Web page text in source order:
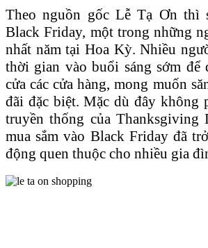
Theo nguồn gốc Lễ Tạ Ơn thì
Black Friday, một trong những
nhất năm tại Hoa Kỳ. Nhiều
thời gian vào buổi sáng sớm để
cửa các cửa hàng, mong muốn
đãi đặc biệt. Mặc dù đây không
truyền thống của Thanksgiving
mua sắm vào Black Friday đã
động quen thuộc cho nhiều gia